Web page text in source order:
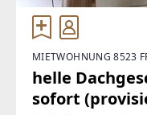
MIETWOHNUNG 8523
helle
sofort